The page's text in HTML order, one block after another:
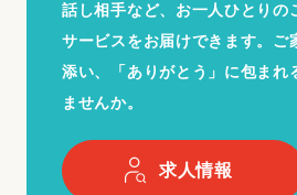
話し相手など、お一人ひとりの
サービスをお届けできます。ご
添い、「ありがとう」に包まれ
ませんか。
求人情報